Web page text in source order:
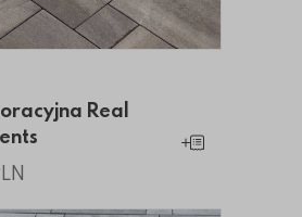
Real Living Moments
Real Living Moments
dekoracyjna Real Living
dekoracyjna Real Living
Real
Dodaj do